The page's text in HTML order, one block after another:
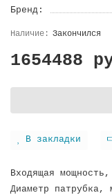
Бренд:
Закончился
1654488
В закладки
Входящая
Диаметр патрубка,